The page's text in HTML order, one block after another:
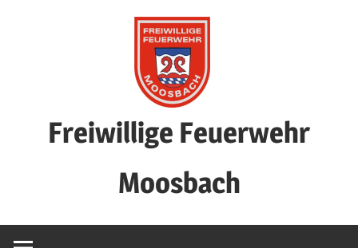
Freiwillige Feuerwehr
Moosbach